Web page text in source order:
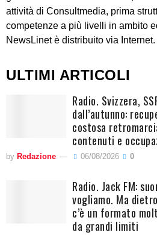
attività di Consultmedia, prima
competenze a più livelli in ambito
NewsLinet è distribuito via Internet.
ULTIMI ARTICOLI
Radio. Svizzera,
dall’autunno:
costosa
contenuti e
by Redazione 06/08/2026 0
Radio. Jack FM:
vogliamo. Ma
c’è un formato
da grandi limiti